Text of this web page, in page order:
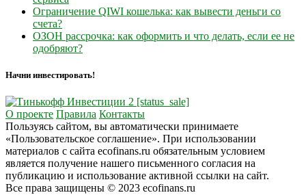
Ограничение QIWI кошелька: как вывести деньги со
счета?
ОЗОН рассрочка: как оформить и что делать, если ее не
одобряют?
Начни инвестировать!
О проекте Правила Контакты
Пользуясь сайтом, вы автоматически принимаете
«Пользовательское соглашение». При использовании
материалов с сайта ecofinans.ru обязательным условием
является получение нашего письменного согласия на
публикацию и использование активной ссылки на сайт.
Все права защищены © 2023 ecofinans.ru